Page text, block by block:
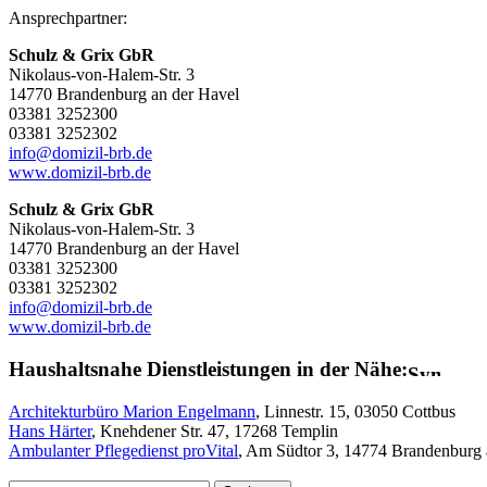
Ansprechpartner:
Schulz & Grix GbR
Nikolaus-von-Halem-Str. 3
14770 Brandenburg an der Havel
03381 3252300
03381 3252302
info@domizil-brb.de
www.domizil-brb.de
Schulz & Grix GbR
Nikolaus-von-Halem-Str. 3
14770 Brandenburg an der Havel
03381 3252300
03381 3252302
info@domizil-brb.de
www.domizil-brb.de
Haushaltsnahe Dienstleistungen in der Nähe:
Architekturbüro Marion Engelmann, Linnestr. 15, 03050 Cottbus
Hans Härter, Knehdener Str. 47, 17268 Templin
Ambulanter Pflegedienst proVital, Am Südtor 3, 14774 Brandenburg